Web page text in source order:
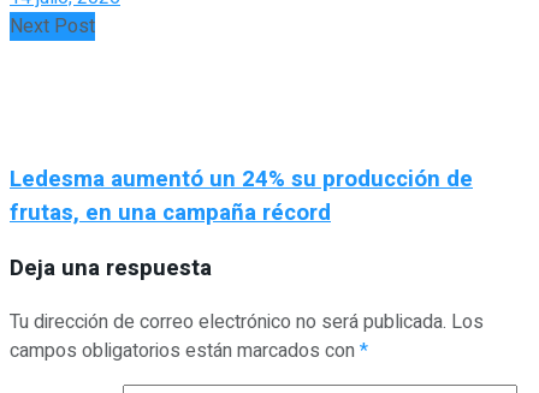
Next Post
Ledesma aumentó un 24% su producción de
frutas, en una campaña récord
Deja una respuesta
Tu dirección de correo electrónico no será publicada. Los
campos obligatorios están marcados con*